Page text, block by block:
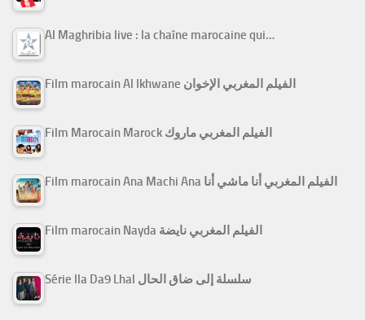
Al Maghribia live : la chaîne marocaine qui…
Film marocain Al Ikhwane الفيلم المغربي الإخوان
Film Marocain Marock الفيلم المغربي ماروك
Film marocain Ana Machi Ana الفيلم المغربي أنا ماشي أنا
Film marocain Nayda الفيلم المغربي نايضة
Série Ila Da9 Lhal سلسلة إلى ضاق الحال